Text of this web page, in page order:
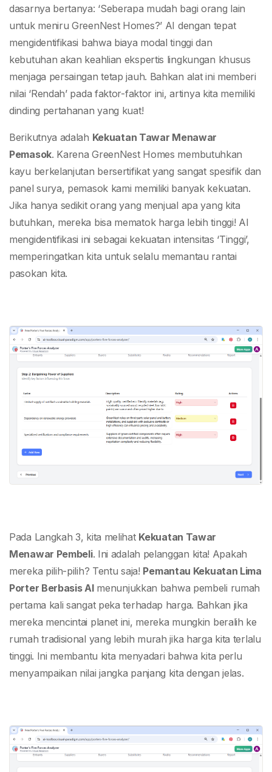
dasarnya bertanya: ‘Seberapa mudah bagi orang lain
untuk meniru GreenNest Homes?’ AI dengan tepat
mengidentifikasi bahwa biaya modal tinggi dan
kebutuhan akan keahlian ekspertis lingkungan khusus
menjaga persaingan tetap jauh. Bahkan alat ini memberi
nilai ‘Rendah’ pada faktor-faktor ini, artinya kita memiliki
dinding pertahanan yang kuat!
Berikutnya adalah Kekuatan Tawar Menawar
Pemasok. Karena GreenNest Homes membutuhkan
kayu berkelanjutan bersertifikat yang sangat spesifik dan
panel surya, pemasok kami memiliki banyak kekuatan.
Jika hanya sedikit orang yang menjual apa yang kita
butuhkan, mereka bisa mematok harga lebih tinggi! AI
mengidentifikasi ini sebagai kekuatan intensitas ‘Tinggi’,
memperingatkan kita untuk selalu memantau rantai
pasokan kita.
Pada Langkah 3, kita melihat Kekuatan Tawar
Menawar Pembeli. Ini adalah pelanggan kita! Apakah
mereka pilih-pilih? Tentu saja! Pemantau Kekuatan Lima
Porter Berbasis AImenunjukkan bahwa pembeli rumah
pertama kali sangat peka terhadap harga. Bahkan jika
mereka mencintai planet ini, mereka mungkin beralih ke
rumah tradisional yang lebih murah jika harga kita terlalu
tinggi. Ini membantu kita menyadari bahwa kita perlu
menyampaikan nilai jangka panjang kita dengan jelas.